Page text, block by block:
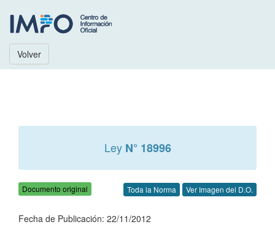
Volver
Ley N° 18996
Documento original Toda la Norma Ver Imagen del D.O.
Fecha de Publicación: 22/11/2012